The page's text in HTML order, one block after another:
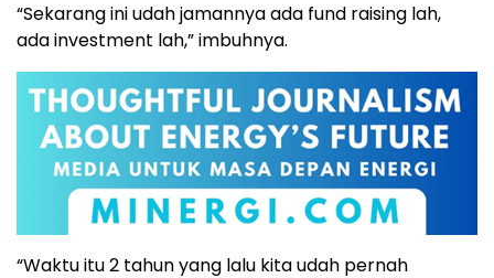
“Sekarang ini udah jamannya ada fund raising lah,
ada investment lah,” imbuhnya.
“Waktu itu 2 tahun yang lalu kita udah pernah